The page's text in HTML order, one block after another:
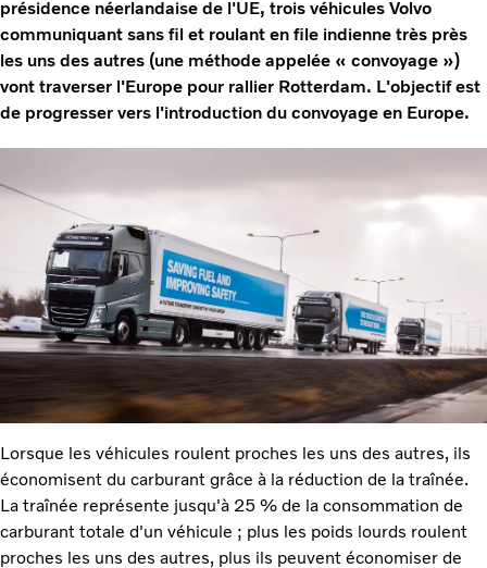
présidence néerlandaise de l'UE, trois véhicules Volvo
communiquant sans fil et roulant en file indienne très près
les uns des autres (une méthode appelée « convoyage »)
vont traverser l'Europe pour rallier Rotterdam. L'objectif est
de progresser vers l'introduction du convoyage en Europe.
Lorsque les véhicules roulent proches les uns des autres, ils
économisent du carburant grâce à la réduction de la traînée.
La traînée représente jusqu'à 25 % de la consommation de
carburant totale d'un véhicule ; plus les poids lourds roulent
proches les uns des autres, plus ils peuvent économiser de